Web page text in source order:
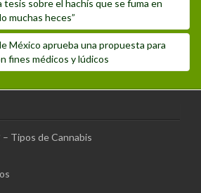
tesis sobre el hachís que se fuma en
muchas heces”
México aprueba una propuesta para
fines médicos y lúdicos
– Tipos de Cannabis